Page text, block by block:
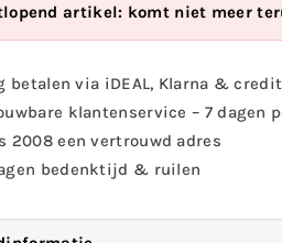
of
artikel: komt niet meer
betalen via iDEAL, Klarna &
klantenservice – 7 dagen
2008 een vertrouwd adres
bedenktijd & ruilen